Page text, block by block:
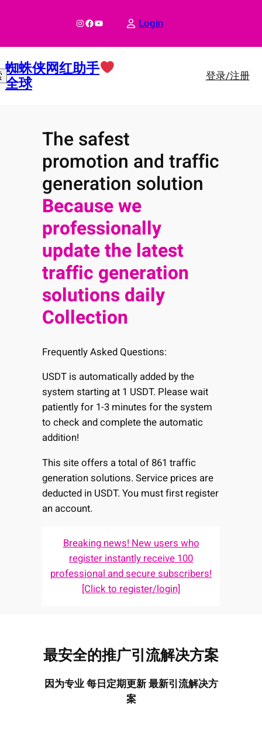
InstagramFacebook YouTube Login
蜘蛛侠网红助手
全球 登录/注册
The safest
promotion and traffic
generation solution
Because we
professionally
update the latest
traffic generation
solutions daily
Collection
Frequently Asked Questions:
USDT is automatically added by the
system starting at 1 USDT. Please wait
patiently for 1-3 minutes for the system
to check and complete the automatic
addition!
This site offers a total of 861 traffic
generation solutions. Service prices are
deducted in USDT. You must first register
an account.
Breaking news! New users who
register instantly receive 100
professional and secure subscribers!
[Click to register/login]
最安全的推广引流解决方案
因为专业 每日定期更新 最新引流解决方
案